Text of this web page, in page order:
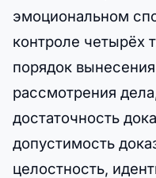
эмоциональном
контроле четырёх
порядок
рассмотрения
достаточность
допустимость
целостность,